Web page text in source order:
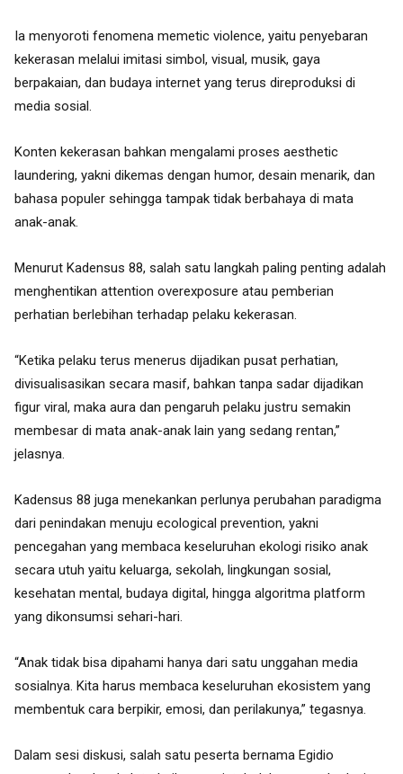
Ia menyoroti fenomena memetic violence, yaitu penyebaran
kekerasan melalui imitasi simbol, visual, musik, gaya
berpakaian, dan budaya internet yang terus direproduksi di
media sosial.
Konten kekerasan bahkan mengalami proses aesthetic
laundering, yakni dikemas dengan humor, desain menarik, dan
bahasa populer sehingga tampak tidak berbahaya di mata
anak-anak.
Menurut Kadensus 88, salah satu langkah paling penting adalah
menghentikan attention overexposure atau pemberian
perhatian berlebihan terhadap pelaku kekerasan.
“Ketika pelaku terus menerus dijadikan pusat perhatian,
divisualisasikan secara masif, bahkan tanpa sadar dijadikan
figur viral, maka aura dan pengaruh pelaku justru semakin
membesar di mata anak-anak lain yang sedang rentan,”
jelasnya.
Kadensus 88 juga menekankan perlunya perubahan paradigma
dari penindakan menuju ecological prevention, yakni
pencegahan yang membaca keseluruhan ekologi risiko anak
secara utuh yaitu keluarga, sekolah, lingkungan sosial,
kesehatan mental, budaya digital, hingga algoritma platform
yang dikonsumsi sehari-hari.
“Anak tidak bisa dipahami hanya dari satu unggahan media
sosialnya. Kita harus membaca keseluruhan ekosistem yang
membentuk cara berpikir, emosi, dan perilakunya,” tegasnya.
Dalam sesi diskusi, salah satu peserta bernama Egidio